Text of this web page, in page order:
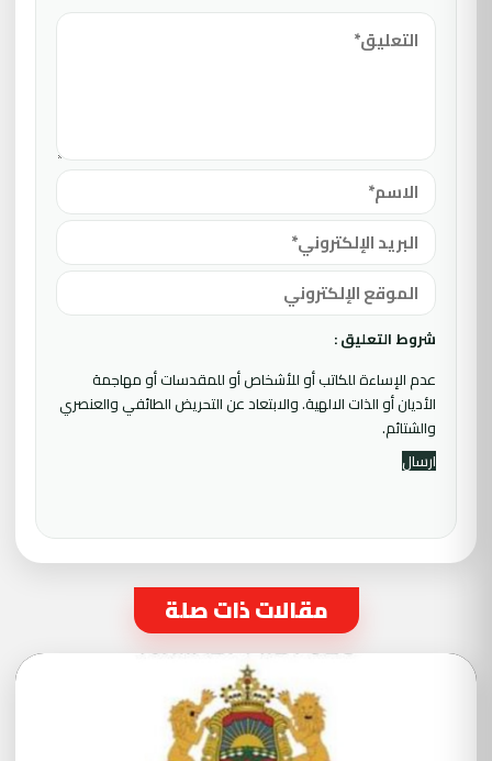
شروط التعليق :
عدم الإساءة للكاتب أو للأشخاص أو للمقدسات أو مهاجمة
الأديان أو الذات الالهية. والابتعاد عن التحريض الطائفي والعنصري
والشتائم.
مقالات ذات صلة